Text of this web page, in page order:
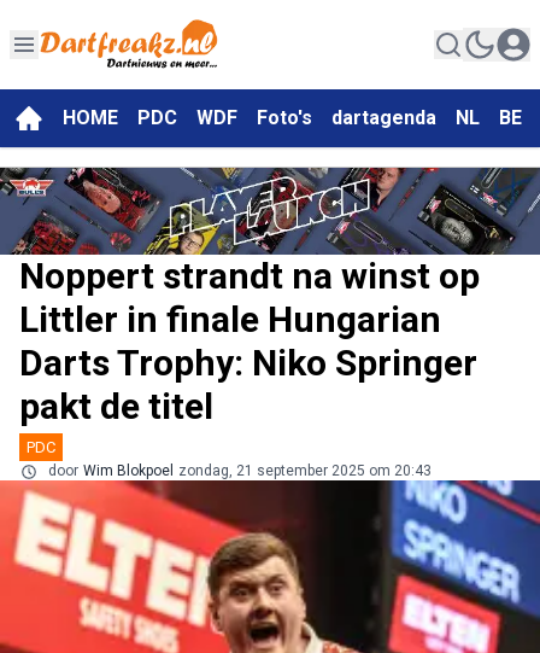
HOME PDC WDF Foto's dartagenda NL BE
Noppert strandt na winst op
Littler in finale Hungarian
Darts Trophy: Niko Springer
pakt de titel
PDC
door Wim Blokpoel zondag, 21 september 2025 om 20:43